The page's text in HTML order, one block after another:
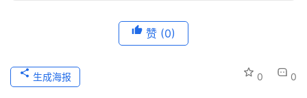
游
赞 (0)
0 0
生成海报